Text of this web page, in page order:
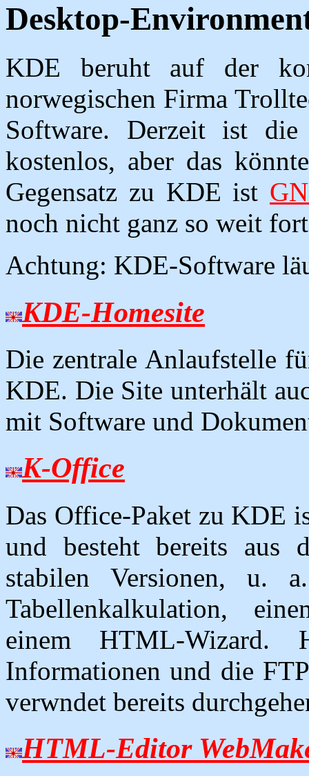
Desktop-
KDE beruht auf der
norwegischen Firma
Software. Derzeit ist
kostenlos, aber das
Gegensatz zu KDE ist
noch nicht ganz so weit
Achtung: KDE-Software
KDE-Homesite
Die zentrale Anlaufstelle
KDE. Die Site unterhält
mit Software und
K-Office
Das Office-Paket zu KDE
und besteht bereits aus
stabilen Versionen, u.
Tabellenkalkulation,
einem HTML-
Informationen und die
verwndet bereits
HTML-Editor